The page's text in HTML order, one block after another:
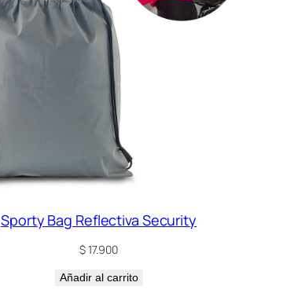
Sporty Bag Reflectiva Security
$17.900
Añadir al carrito